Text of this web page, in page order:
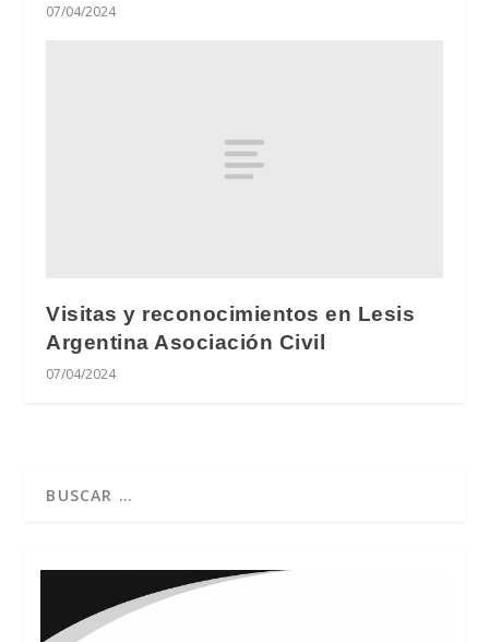
07/04/2024
Visitas y reconocimientos en Lesis
Argentina Asociación Civil
07/04/2024